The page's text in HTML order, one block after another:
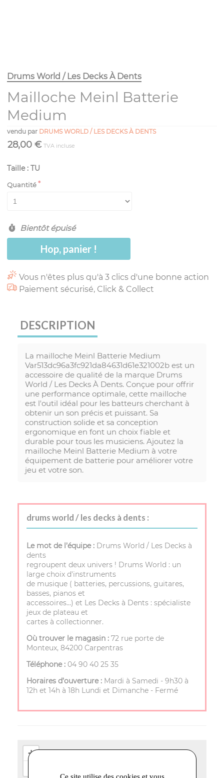
Drums World / Les Decks À Dents
Mailloche Meinl Batterie
Medium
vendu par DRUMS WORLD / LES DECKS À DENTS
28,00 € TVA incluse
Taille : TU
Quantité
Bientôt épuisé
Hop, panier !
Vous n'êtes plus qu'à 3 clics d'une bonne action
Paiement sécurisé, Click & Collect
DESCRIPTION
La mailloche Meinl Batterie Medium
Var513dc96a3fc921da84631d61e321002b est un
accessoire de qualité de la marque Drums
World / Les Decks À Dents. Conçue pour offrir
une performance optimale, cette mailloche
est l'outil idéal pour les batteurs cherchant à
obtenir un son précis et puissant. Sa
construction solide et sa conception
ergonomique en font un choix fiable et
durable pour tous les musiciens. Ajoutez la
mailloche Meinl Batterie Medium à votre
équipement de batterie pour améliorer votre
jeu et votre son.
drums world / les decks à dents :
Le mot de l’équipe : Drums World / Les Decks à
dents
regroupent deux univers ! Drums World : un
large choix d'instruments
de musique ( batteries, percussions, guitares,
basses, pianos et
accessoires…) et Les Decks à Dents : spécialiste
jeux de plateau et
cartes à collectionner.
Où trouver le magasin : 72 rue porte de
Monteux, 84200 Carpentras
Téléphone : 04 90 40 25 35
Horaires d’ouverture : Mardi à Samedi - 9h30 à
12h et 14h à 18h Lundi et Dimanche - Fermé
+
Ce site utilise des cookies et vous